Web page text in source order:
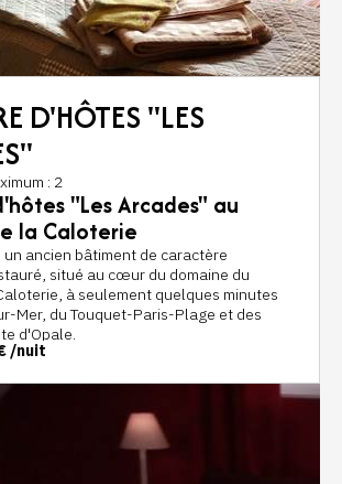
D'HÔTES "LES
: 2
"Les Arcades" au
la Caloterie
un ancien bâtiment de caractère
situé au cœur du domaine du
à seulement quelques minutes
Mer, du Touquet-Paris-Plage et des
d'Opale.
dépendances historiques du château,
Les Arcades offre un cadre paisible et
un séjour en couple, en famille ou entre
du calme de la campagne tout en
des principaux sites touristiques du
/nuit